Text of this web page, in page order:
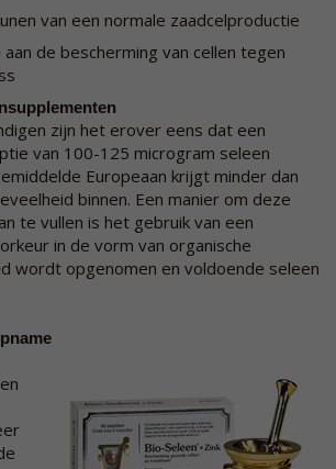
van een normale zaadcelproductie
de bescherming van cellen tegen
zijn het erover eens dat een
van 100-125 microgram seleen
Europeaan krijgt minder dan
binnen. Een manier om deze
te vullen is het gebruik van een
in de vorm van organische
wordt opgenomen en voldoende seleen